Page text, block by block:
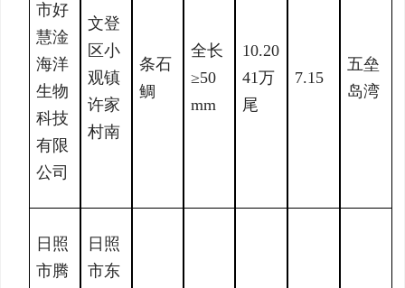
市好
慧淦
海洋
生物
科技
有限
公司
文登
区小
观镇
许家
村南
条石
鲷
全长
≥50
mm
10.20
41万
尾
7.15
五垒
岛湾
日照
市腾
日照
市东